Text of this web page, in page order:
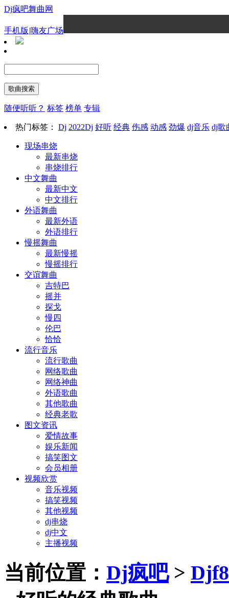
Dj疯吧舞曲网
手机版 |嗨友广场
随便听听？ 标签 榜单 专辑
热门标签： Dj 2022Dj 好听 经典 伤感 动感 劲爆 dj音乐 dj歌
现场串烧
最新串烧
串烧排行
中文舞曲
最新中文
中文排行
外语舞曲
最新外语
外语排行
慢摇舞曲
最新慢摇
慢摇排行
交谊舞曲
吉特巴
摇并
探戈
慢四
伦巴
恰恰
流行音乐
流行歌曲
网络歌曲
网络神曲
外语歌曲
其他歌曲
经典老歌
图文资讯
爱情故事
娱乐新闻
搞笑图文
会员相册
视频欣赏
音乐视频
搞笑视频
其他视频
dj串烧
dj中文
主播视频
当前位置： Dj疯吧>